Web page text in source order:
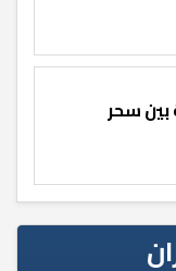
بين سحر